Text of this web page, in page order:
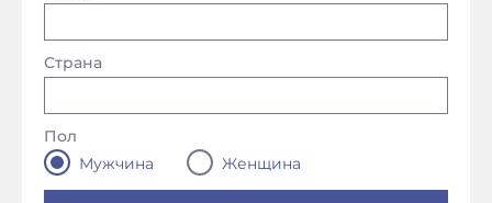
Страна
Пол
Мужчина
Женщина